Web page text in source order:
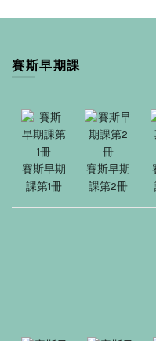
賽斯早期課
賽斯早期
課第1冊
賽斯早期
課第2冊